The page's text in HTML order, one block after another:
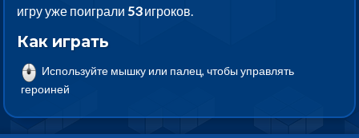
игру уже поиграли53игроков.
Как играть
Используйте мышку или палец, чтобы управлять
героиней